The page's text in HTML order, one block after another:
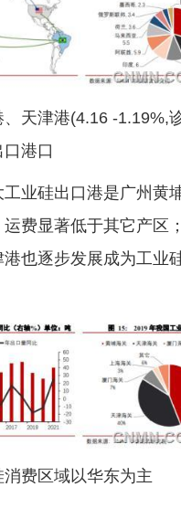
、天津港(4.16 -1.19%,
港口
业硅出口港是广州黄
费显著低于其它产区
也逐步发展成为工业
消费区域以华东为主